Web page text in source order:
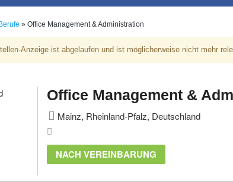
» Office Management & Administration
Anzeige ist abgelaufen und ist möglicherweise nicht mehr
Office Management &
Mainz, Rheinland-Pfalz, Deutschland
NACH VEREINBARUNG